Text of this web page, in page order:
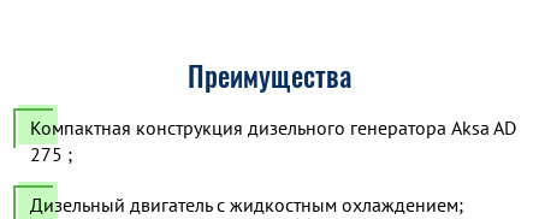
Преимущества
Компактная конструкция дизельного генератора Aksa AD
275 ;
Дизельный двигатель с жидкостным охлаждением;